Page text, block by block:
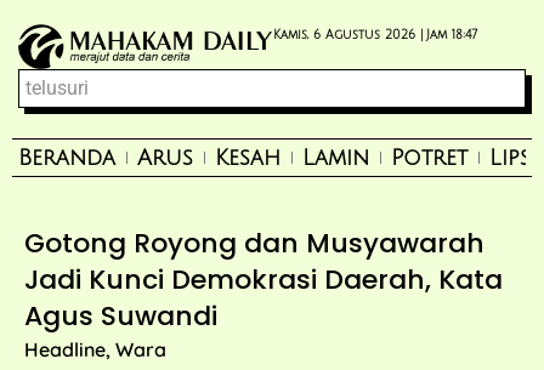
Kamis, 6 Agustus 2026 | Jam 18:47
Beranda Arus Kesah Lamin Potret
Gotong Royong dan Musyawarah
Jadi Kunci Demokrasi Daerah, Kata
Agus Suwandi
Headline, Wara